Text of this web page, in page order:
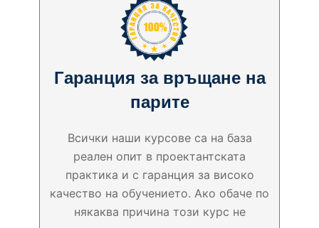
Гаранция за връщане на
парите
Всички наши курсове са на база
реален опит в проектантската
практика и с гаранция за високо
качество на обучението. Ако обаче по
някаква причина този курс не